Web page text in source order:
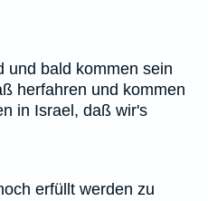
und bald kommen sein
herfahren und kommen
in Israel, daß wir's
erfüllt werden zu